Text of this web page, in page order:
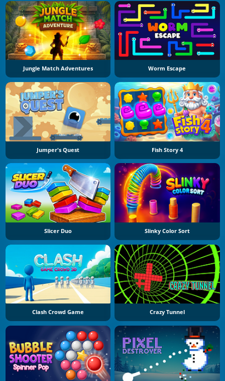
Jungle Match Adventures Worm Escape
Jumper's Quest Fish Story 4
Slicer Duo Slinky Color Sort
Clash Crowd Game Crazy Tunnel